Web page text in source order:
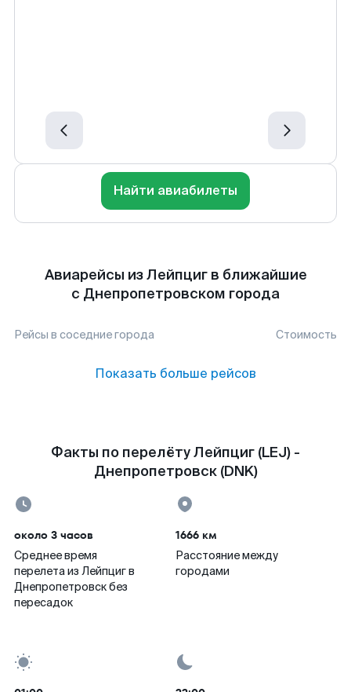
Найти авиабилеты
Авиарейсы из Лейпциг в ближайшие
с Днепропетровском города
Рейсы в соседние города Стоимость
Показать больше рейсов
Факты по перелёту Лейпциг (LEJ) -
Днепропетровск (DNK)
около 3 часов
Среднее время
перелета из Лейпциг в
Днепропетровск без
пересадок
1666 км
Расстояние между
городами